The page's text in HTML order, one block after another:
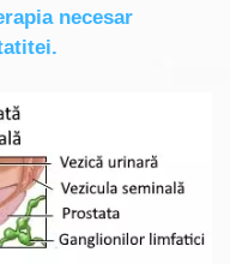
necesar